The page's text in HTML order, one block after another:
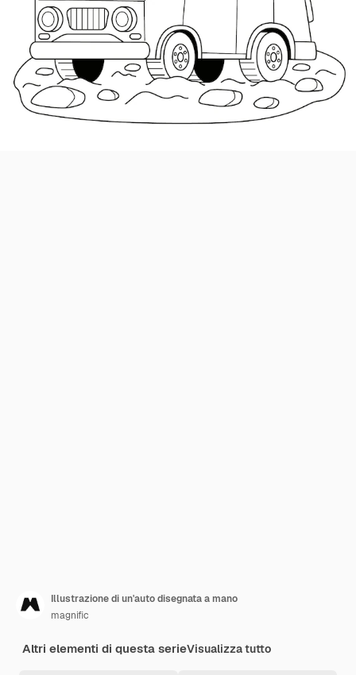
Illustrazione di un'auto disegnata a mano
magnific
Altri elementi di questa serieVisualizza tutto